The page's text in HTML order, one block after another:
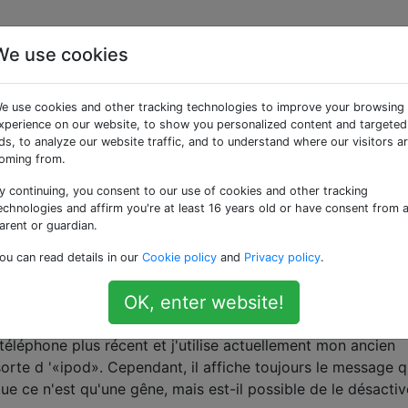
«sim-card»
en toute sécurité les données utilisées pour identifier
sur ma carte SIM avec un téléphone
contacts sur une carte SIM avec un téléphone Android
qui est capable de faire cela mais cela coûte 4 €
o_O
carte SIM dans le téléphone»
plus récent et j'utilise actuellement mon ancien
d '«ipod». Cependant, il affiche toujours le message
ce n'est qu'une gêne, mais est-il possible de le
use cookies
use cookies and other tracking technologies to improve your browsing
on our website, to show you personalized content and targeted
to analyze our website traffic, and to understand where our visitors
from.
continuing, you consent to our use of cookies and other tracking
and affirm you're at least 16 years old or have consent from a
or guardian.
can read details in our Cookie policy and Privacy policy.
OK, enter website!